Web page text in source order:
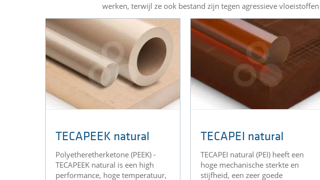
werken, terwijl ze ook bestand zijn tegen agressieve
TECAPEEK natural
Polyetheretherketone (PEEK) -
TECAPEEK natural is een high
performance, hoge temperatuur,
TECAPEI natural
TECAPEI natural (PEI) heeft een
hoge mechanische sterkte en
stijfheid, een zeer goede